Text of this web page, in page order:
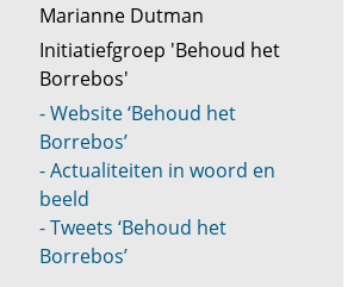
Marianne Dutman
Initiatiefgroep 'Behoud het
Borrebos'
- Website ‘Behoud het
Borrebos’
- Actualiteiten in woord en
beeld
- Tweets ‘Behoud het
Borrebos’